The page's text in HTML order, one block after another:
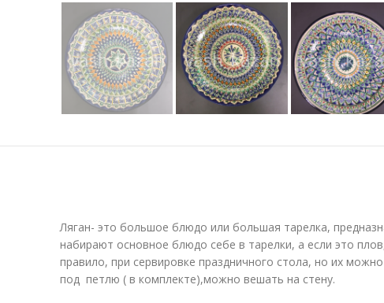
Ляган- это большое блюдо или большая тарелка,
набирают основное блюдо себе в тарелки, а если это
правило, при сервировке праздничного стола, но их
под петлю ( в комплекте),можно вешать на стену.